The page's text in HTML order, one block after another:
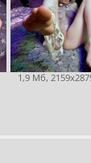
1,9 Мб,